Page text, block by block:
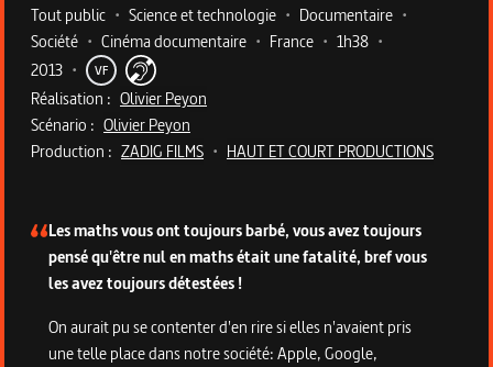
Metadata du programme
Tout public • Science et technologie • Documentaire •
Société • Cinéma documentaire • France • 1h38 •
2013 • VF
Réalisation : Olivier Peyon
Scénario : Olivier Peyon
Production : ZADIG FILMS • HAUT ET COURT PRODUCTIONS
Les maths vous ont toujours barbé, vous avez toujours
pensé qu'être nul en maths était une fatalité, bref vous
les avez toujours détestées !
On aurait pu se contenter d'en rire si elles n'avaient pris
une telle place dans notre société: Apple, Google,